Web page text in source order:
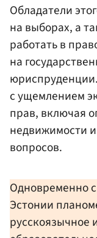
Обладатели
на выборах, а
работать в
на
с ущемлением
прав, включая
недвижимости
вопросов.
Одновременно
Эстонии